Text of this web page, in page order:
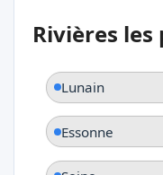
Rivières les
Lunain
Essonne